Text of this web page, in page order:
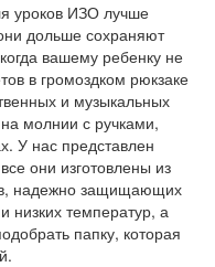
уроков ИЗО лучше
дольше сохраняют
вашему ребенку не
в громоздком рюкзаке
и музыкальных
молнии с ручками,
У нас представлен
они изготовлены из
надежно защищающих
низких температур, а
папку, которая